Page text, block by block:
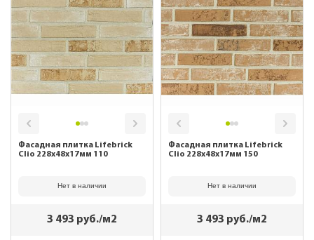
Фасадная плитка Lifebrick
Clio 228х48х17мм 110
Нет в наличии
3 493 руб./м2
Фасадная плитка Lifebrick
Clio 228х48х17мм 150
Нет в наличии
3 493 руб./м2